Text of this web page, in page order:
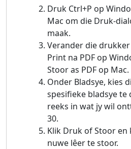
Druk Ctrl+P op
Mac om die Druk-
maak.
Verander die
Print na PDF op
Stoor as PDF op Mac.
Onder Bladsye, kies
spesifieke bladsye te
reeks in wat jy wil
30.
Klik Druk of Stoor en
nuwe lêer te stoor.